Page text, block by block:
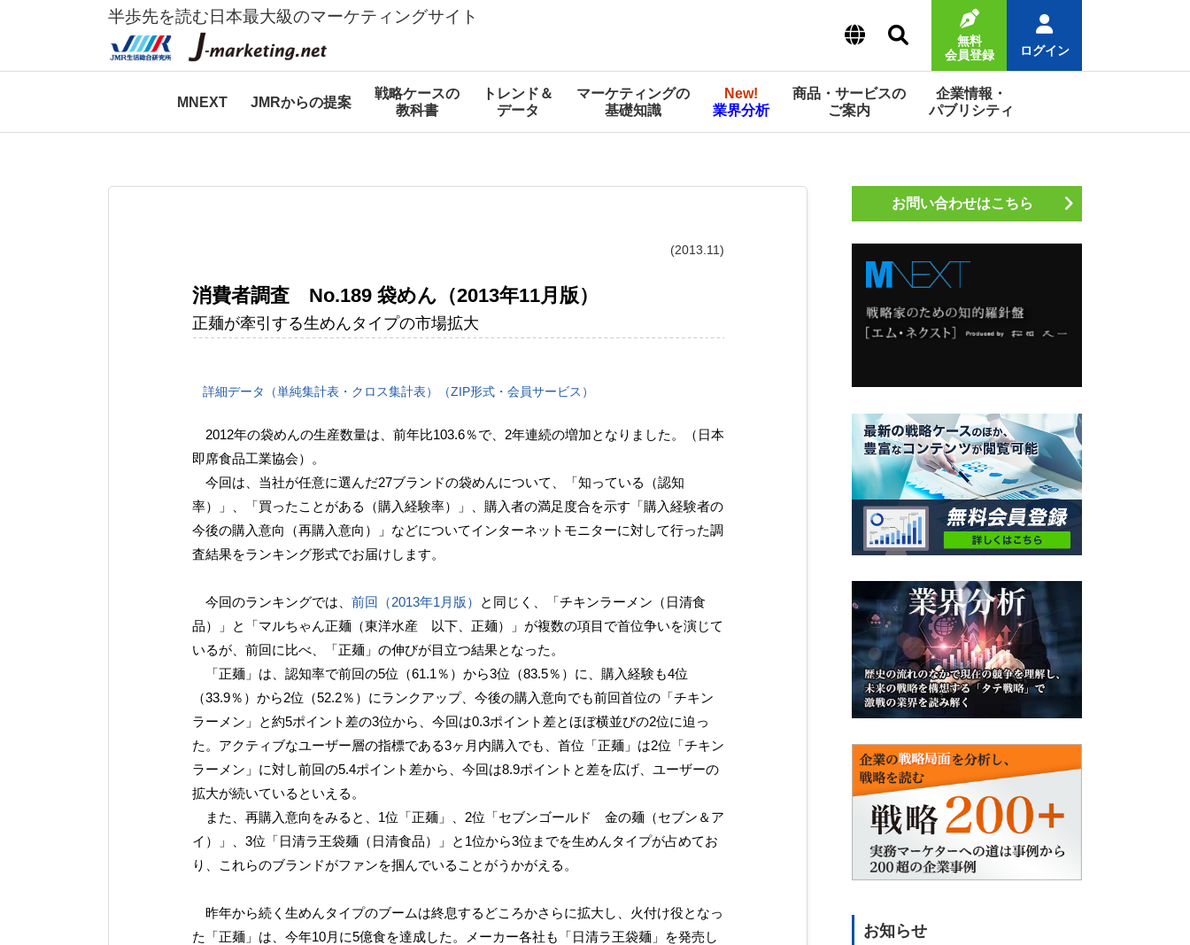
半歩先を読む日本最大級のマーケティングサイト
無料
会員登録
ログイン
MNEXT JMRからの提案
戦略ケースの
教科書
トレンド＆
データ
マーケティングの
基礎知識
New!
業界分析
商品・サービスの
ご案内
企業情報・
パブリシティ
(2013.11)
消費者調査 No.189 袋めん（2013年11月版）
正麺が牽引する生めんタイプの市場拡大
詳細データ（単純集計表・クロス集計表）（ZIP形式・会員サービス）
2012年の袋めんの生産数量は、前年比103.6％で、2年連続の増加となりました。（日本
即席食品工業協会）。
今回は、当社が任意に選んだ27ブランドの袋めんについて、「知っている（認知
率）」、「買ったことがある（購入経験率）」、購入者の満足度合を示す「購入経験者の
今後の購入意向（再購入意向）」などについてインターネットモニターに対して行った調
査結果をランキング形式でお届けします。
今回のランキングでは、 前回（2013年1月版）
と同じく、「チキンラーメン（日清食
品）」と「マルちゃん正麺（東洋水産 以下、正麺）」が複数の項目で首位争いを演じて
いるが、前回に比べ、「正麺」の伸びが目立つ結果となった。
「正麺」は、認知率で前回の5位（61.1％）から3位（83.5％）に、購入経験も4位
（33.9％）から2位（52.2％）にランクアップ、今後の購入意向でも前回首位の「チキン
ラーメン」と約5ポイント差の3位から、今回は0.3ポイント差とほぼ横並びの2位に迫っ
た。アクティブなユーザー層の指標である3ヶ月内購入でも、首位「正麺」は2位「チキン
ラーメン」に対し前回の5.4ポイント差から、今回は8.9ポイントと差を広げ、ユーザーの
拡大が続いているといえる。
また、再購入意向をみると、1位「正麺」、2位「セブンゴールド 金の麺（セブン＆ア
イ）」、3位「日清ラ王袋麺（日清食品）」と1位から3位までを生めんタイプが占めてお
り、これらのブランドがファンを掴んでいることがうかがえる。
昨年から続く生めんタイプのブームは終息するどころかさらに拡大し、火付け役となっ
た「正麺」は、今年10月に5億食を達成した。メーカー各社も「日清ラ王袋麺」を発売し
お問い合わせはこちら
お知らせ